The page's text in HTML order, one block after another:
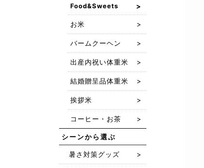
Food&Sweets
お米
バームクーヘン
出産内祝い体重米
結婚贈呈品体重米
挨拶米
コーヒー・お茶
シーンから選ぶ
暑さ対策グッズ